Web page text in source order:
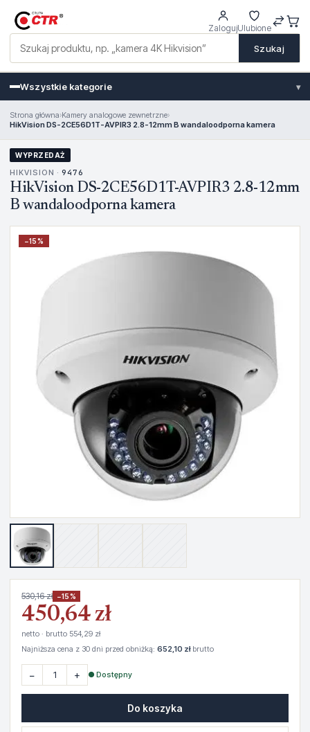
Szukaj
ZalogujUlubione
Wszystkie kategorie ▾
Strona główna›Kamery analogowe zewnetrzne›
HikVision DS-2CE56D1T-AVPIR3 2.8-12mm B wandaloodporna kamera
WYPRZEDAŻ
HIKVISION · 9476
HikVision DS-2CE56D1T-AVPIR3 2.8-12mm
B wandaloodporna kamera
−15%
530,16 zł −15%
450,64 zł
netto · brutto 554,29 zł
Najniższa cena z 30 dni przed obniżką: 652,10 złbrutto
− + ● Dostępny
Do koszyka